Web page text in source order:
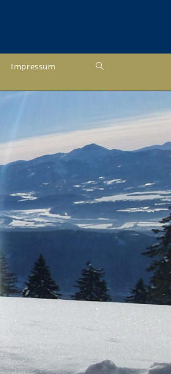
Impressum